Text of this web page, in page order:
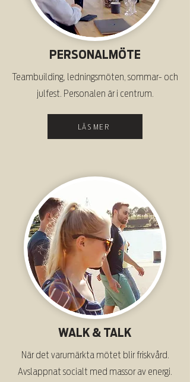
PERSONALMÖTE
Teambuilding, ledningsmöten, sommar- och
julfest. Personalen är i centrum.
LÄS MER
WALK & TALK
När det varumärkta mötet blir friskvård.
Avslappnat socialt med massor av energi.